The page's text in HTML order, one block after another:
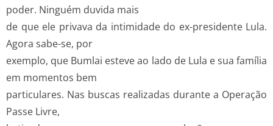
poder. Ninguém duvida mais
de que ele privava da intimidade do ex-presidente Lula.
Agora sabe-se, por
exemplo, que Bumlai esteve ao lado de Lula e sua família
em momentos bem
particulares. Nas buscas realizadas durante a Operação
Passe Livre,